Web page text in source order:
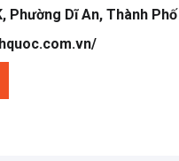
Phường Dĩ An, Thành